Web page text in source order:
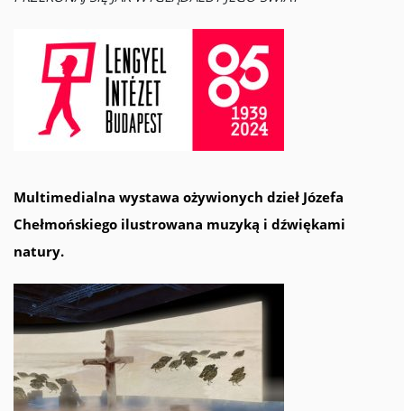
Multimedialna wystawa ożywionych dzieł Józefa
Chełmońskiego ilustrowana muzyką i dźwiękami
natury.